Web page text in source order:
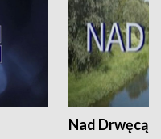
Nad Drwęcą